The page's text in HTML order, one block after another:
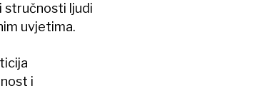
stručnosti ljudi
uvjetima.
i